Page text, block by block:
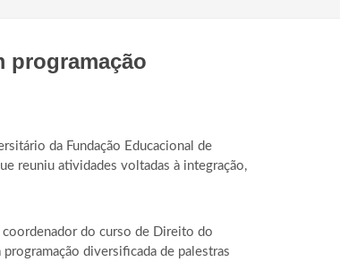
programação
da Fundação Educacional de
reuniu atividades voltadas à integração,
do curso de Direito do
diversificada de palestras